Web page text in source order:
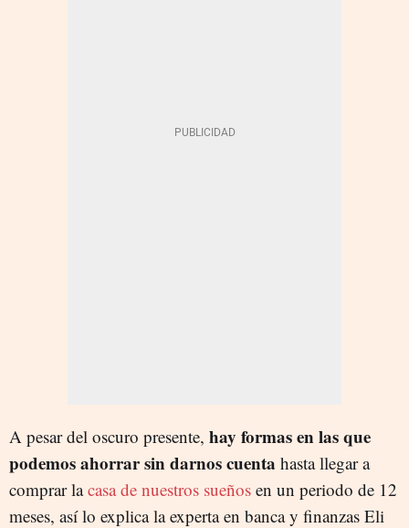
A pesar del oscuro presente, hay formas en las que
podemos ahorrar sin darnos cuenta hasta llegar a
comprar lacasa de nuestros sueños en un periodo de 12
meses, así lo explica la experta en banca y finanzas Eli